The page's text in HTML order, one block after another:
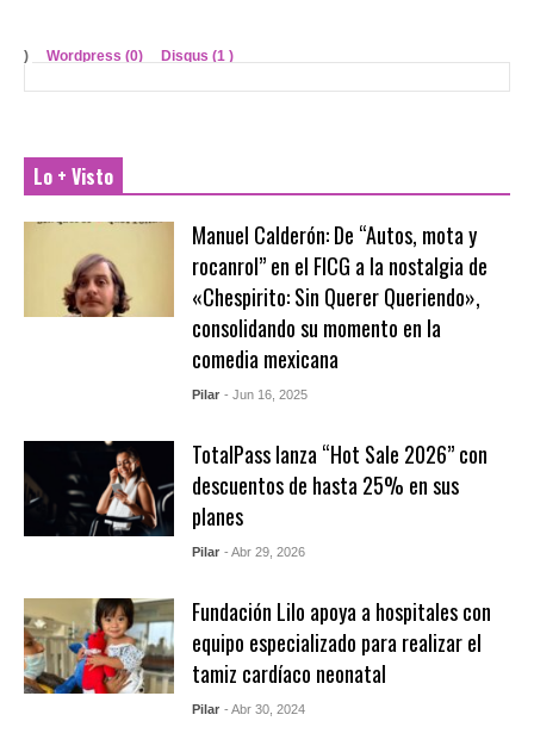
) Wordpress (0) Disqus (1 )
Lo + Visto
Manuel Calderón: De “Autos, mota y
rocanrol” en el FICG a la nostalgia de
«Chespirito: Sin Querer Queriendo»,
consolidando su momento en la
comedia mexicana
Pilar - Jun 16, 2025
TotalPass lanza “Hot Sale 2026” con
descuentos de hasta 25% en sus
planes
Pilar - Abr 29, 2026
Fundación Lilo apoya a hospitales con
equipo especializado para realizar el
tamiz cardíaco neonatal
Pilar - Abr 30, 2024